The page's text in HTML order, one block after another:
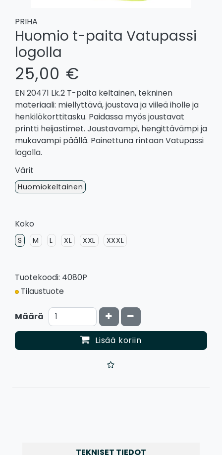
PRIHA
Huomio t-paita Vatupassi
logolla
25,00 €
EN 20471 Lk.2 T-paita keltainen, tekninen
materiaali: miellyttävä, joustava ja viileä iholle ja
henkilökorttitasku. Paidassa myös joustavat
printti heijastimet. Joustavampi, hengittävämpi ja
mukavampi päällä. Painettuna rintaan Vatupassi
logolla.
Värit
Huomiokeltainen
Koko
S M L XL XXL XXXL
Tuotekoodi: 4080P
Tilaustuote
Määrä Kasvata määrää
Vähennä määrää
Lisää koriin
TEKNISET TIEDOT